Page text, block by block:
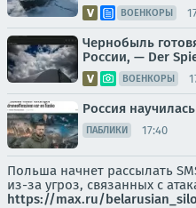
ВОЕНКОРЫ
Чернобыль
России, — Der
ВОЕНКОРЫ
Россия
ПАБЛИКИ 17:40
Польша начнет рассылать
из-за угроз, связанных с
https://max.ru/